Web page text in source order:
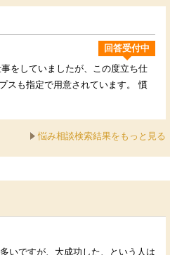
回答受付中
をしていましたが、この度立ち仕
スも指定で用意されています。 慣
悩み相談検索結果をもっと見る
いですが、大成功した、という人は